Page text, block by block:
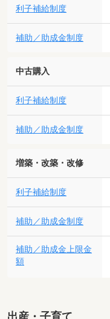
利子補給制度
補助／助成金制度
中古購入
利子補給制度
補助／助成金制度
増築・改築・改修
利子補給制度
補助／助成金制度
補助／助成金上限金
額
出産・子育て